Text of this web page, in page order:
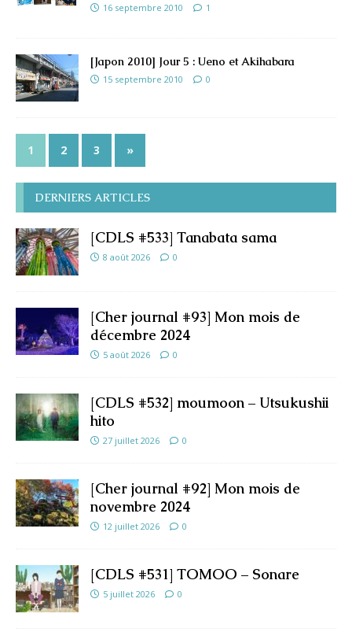
16 septembre 2010 1
[Japon 2010] Jour 5 : Ueno et Akihabara
15 septembre 2010 0
1 2 3 »
DERNIERS ARTICLES
[CDLS #533] Tanabata sama
8 août 2026 0
[Cher journal #93] Mon mois de
décembre 2024
5 août 2026 0
[CDLS #532] moumoon – Utsukushii
hito
27 juillet 2026 0
[Cher journal #92] Mon mois de
novembre 2024
12 juillet 2026 0
[CDLS #531] TOMOO – Sonare
5 juillet 2026 0